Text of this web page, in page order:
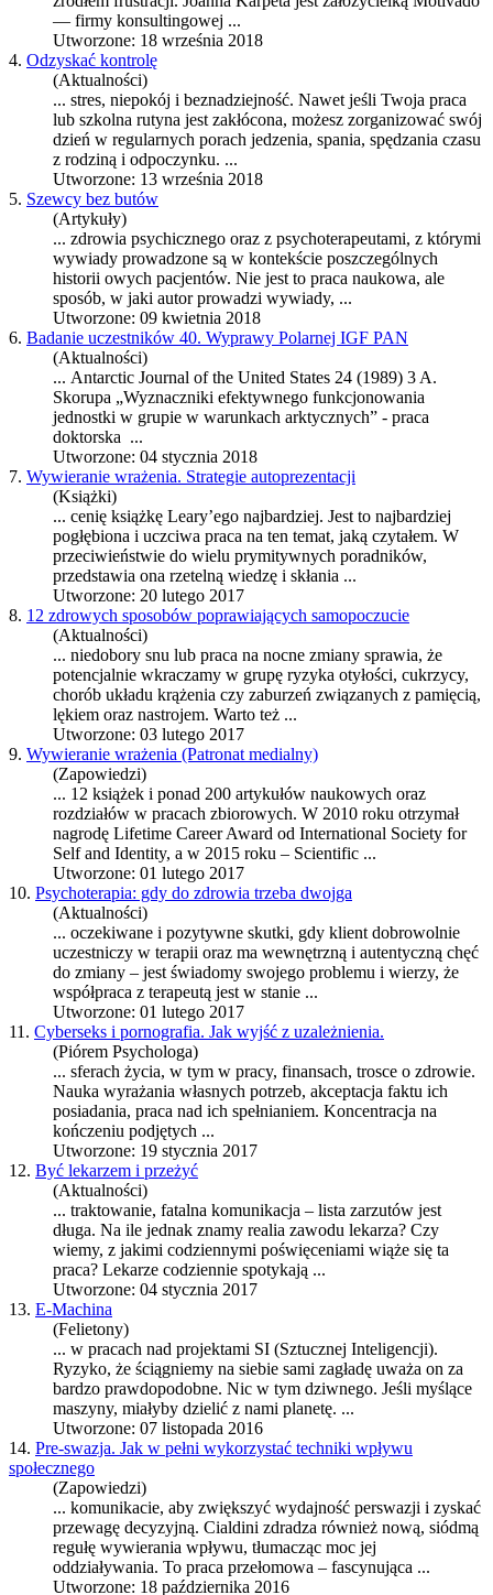
— firmy konsultingowej ...
Utworzone: 18 września 2018
4. Odzyskać kontrolę
(Aktualności)
... stres, niepokój i beznadziejność. Nawet jeśli Twoja praca
lub szkolna rutyna jest zakłócona, możesz zorganizować swój
dzień w regularnych porach jedzenia, spania, spędzania czasu
z rodziną i odpoczynku. ...
Utworzone: 13 września 2018
5. Szewcy bez butów
(Artykuły)
... zdrowia psychicznego oraz z psychoterapeutami, z którymi
wywiady prowadzone są w kontekście poszczególnych
historii owych pacjentów. Nie jest to praca naukowa, ale
sposób, w jaki autor prowadzi wywiady, ...
Utworzone: 09 kwietnia 2018
6. Badanie uczestników 40. Wyprawy Polarnej IGF PAN
(Aktualności)
... Antarctic Journal of the United States 24 (1989) 3 A.
Skorupa „Wyznaczniki efektywnego funkcjonowania
jednostki w grupie w warunkach arktycznych” - praca
doktorska ...
Utworzone: 04 stycznia 2018
7. Wywieranie wrażenia. Strategie autoprezentacji
(Książki)
... cenię książkę Leary’ego najbardziej. Jest to najbardziej
pogłębiona i uczciwa praca na ten temat, jaką czytałem. W
przeciwieństwie do wielu prymitywnych poradników,
przedstawia ona rzetelną wiedzę i skłania ...
Utworzone: 20 lutego 2017
8. 12 zdrowych sposobów poprawiających samopoczucie
(Aktualności)
... niedobory snu lub praca na nocne zmiany sprawia, że
potencjalnie wkraczamy w grupę ryzyka otyłości, cukrzycy,
chorób układu krążenia czy zaburzeń związanych z pamięcią,
lękiem oraz nastrojem. Warto też ...
Utworzone: 03 lutego 2017
9. Wywieranie wrażenia (Patronat medialny)
(Zapowiedzi)
... 12 książek i ponad 200 artykułów naukowych oraz
rozdziałów w pracach zbiorowych. W 2010 roku otrzymał
nagrodę Lifetime Career Award od International Society for
Self and Identity, a w 2015 roku – Scientific ...
Utworzone: 01 lutego 2017
10. Psychoterapia: gdy do zdrowia trzeba dwojga
(Aktualności)
... oczekiwane i pozytywne skutki, gdy klient dobrowolnie
uczestniczy w terapii oraz ma wewnętrzną i autentyczną chęć
do zmiany – jest świadomy swojego problemu i wierzy, że
współpraca z terapeutą jest w stanie ...
Utworzone: 01 lutego 2017
11. Cyberseks i pornografia. Jak wyjść z uzależnienia.
(Piórem Psychologa)
... sferach życia, w tym w pracy, finansach, trosce o zdrowie.
Nauka wyrażania własnych potrzeb, akceptacja faktu ich
posiadania, praca nad ich spełnianiem. Koncentracja na
kończeniu podjętych ...
Utworzone: 19 stycznia 2017
12. Być lekarzem i przeżyć
(Aktualności)
... traktowanie, fatalna komunikacja – lista zarzutów jest
długa. Na ile jednak znamy realia zawodu lekarza? Czy
wiemy, z jakimi codziennymi poświęceniami wiąże się ta
praca? Lekarze codziennie spotykają ...
Utworzone: 04 stycznia 2017
13. E-Machina
(Felietony)
... w pracach nad projektami SI (Sztucznej Inteligencji).
Ryzyko, że ściągniemy na siebie sami zagładę uważa on za
bardzo prawdopodobne. Nic w tym dziwnego. Jeśli myślące
maszyny, miałyby dzielić z nami planetę. ...
Utworzone: 07 listopada 2016
14. Pre-swazja. Jak w pełni wykorzystać techniki wpływu
społecznego
(Zapowiedzi)
... komunikacie, aby zwiększyć wydajność perswazji i zyskać
przewagę decyzyjną. Cialdini zdradza również nową, siódmą
regułę wywierania wpływu, tłumacząc moc jej
oddziaływania. To praca przełomowa – fascynująca ...
Utworzone: 18 października 2016